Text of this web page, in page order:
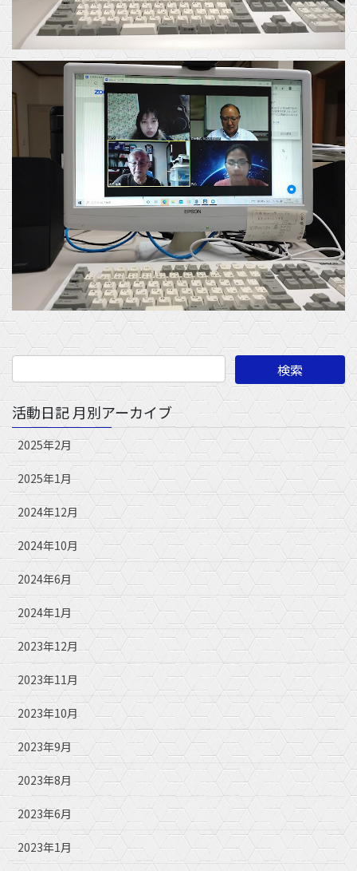
活動日記 月別アーカイブ
2025年2月
2025年1月
2024年12月
2024年10月
2024年6月
2024年1月
2023年12月
2023年11月
2023年10月
2023年9月
2023年8月
2023年6月
2023年1月